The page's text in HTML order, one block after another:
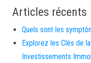
Articles récents
Quels sont les
Explorez les Clés de
Investissements